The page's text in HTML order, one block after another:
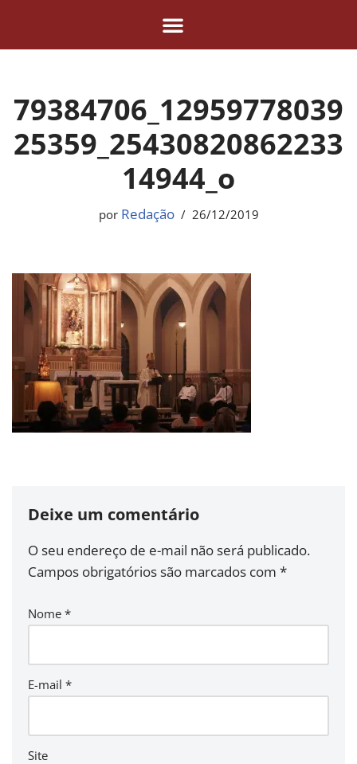
conteúdo
79384706_12959778039
25359_25430820862233
14944_o
por Redação 26/12/2019
Deixe um comentário
O seu endereço de e-mail não será publicado.
Campos obrigatórios são marcados com *
Nome *
E-mail *
Site